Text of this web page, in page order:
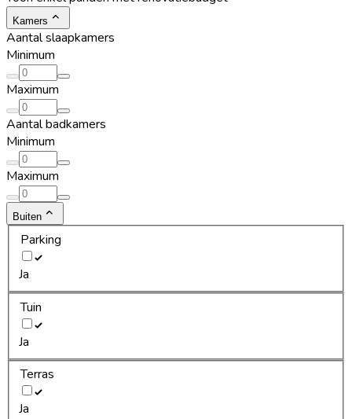
Kamers
Aantal slaapkamers
Minimum
Maximum
Aantal badkamers
Minimum
Maximum
Buiten
Parking
Ja
Tuin
Ja
Terras
Ja